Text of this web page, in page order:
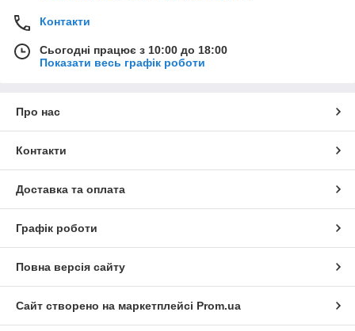
Контакти
Сьогодні працює з 10:00 до 18:00
Показати весь графік роботи
Про нас
Контакти
Доставка та оплата
Графік роботи
Повна версія сайту
Сайт створено на маркетплейсі Prom.ua